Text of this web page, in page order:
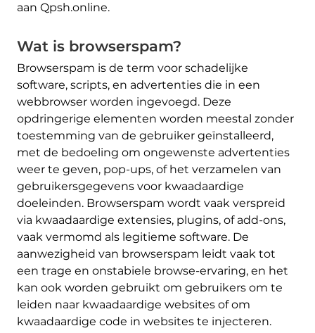
aan Qpsh.online.
Wat is browserspam?
Browserspam is de term voor schadelijke
software, scripts, en advertenties die in een
webbrowser worden ingevoegd. Deze
opdringerige elementen worden meestal zonder
toestemming van de gebruiker geïnstalleerd,
met de bedoeling om ongewenste advertenties
weer te geven, pop-ups, of het verzamelen van
gebruikersgegevens voor kwaadaardige
doeleinden. Browserspam wordt vaak verspreid
via kwaadaardige extensies, plugins, of add-ons,
vaak vermomd als legitieme software. De
aanwezigheid van browserspam leidt vaak tot
een trage en onstabiele browse-ervaring, en het
kan ook worden gebruikt om gebruikers om te
leiden naar kwaadaardige websites of om
kwaadaardige code in websites te injecteren.